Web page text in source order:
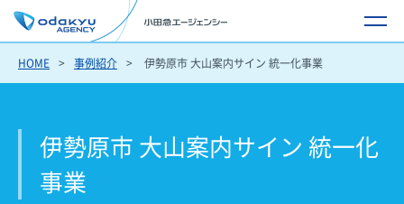
HOME 事例紹介 伊勢原市 大山案内サイン 統一化事業
伊勢原市 大山案内サイン 統一化
事業